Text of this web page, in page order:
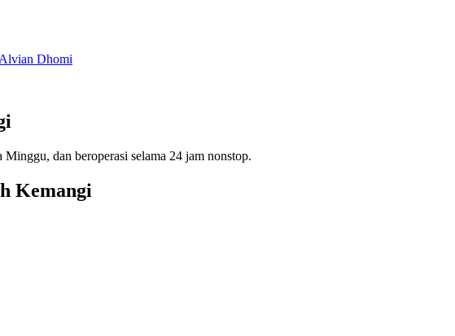
Alvian Dhomi
dan beroperasi selama 24 jam nonstop.
Kemangi